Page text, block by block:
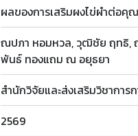
ผลของการเสริมผงไข่ผำต่อ
ณปภา หอมหวล, วุฒิชัย ฤทธิ,
พันธ์ ทองแถม ณ อยุธยา
สำนักวิจัยและส่งเสริมวิชากา
2569